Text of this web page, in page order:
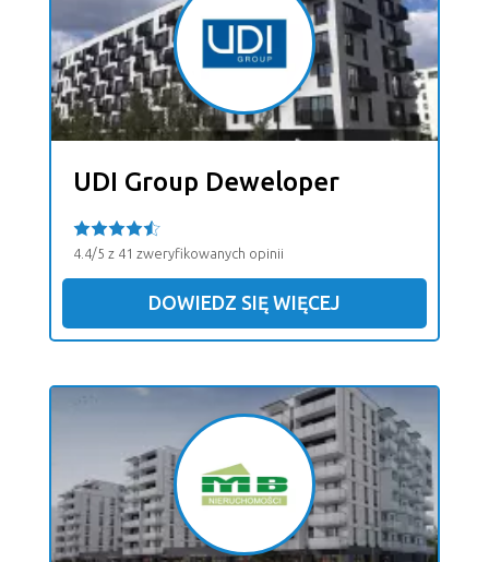
UDI Group Deweloper
4.4/5 z 41 zweryfikowanych opinii
DOWIEDZ SIĘ WIĘCEJ